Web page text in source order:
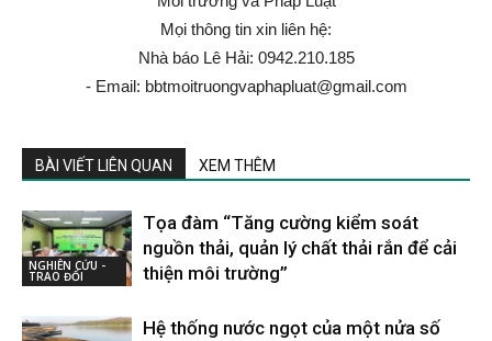
Mọi thông tin xin liên hệ:
Nhà báo Lê Hải: 0942.210.185
- Email: bbtmoitruongvaphapluat@gmail.com
BÀI VIẾT LIÊN QUAN XEM THÊM
NGHIÊN CỨU -
TRAO ĐỔI
Tọa đàm “Tăng cường kiểm soát
nguồn thải, quản lý chất thải rắn để cải
thiện môi trường”
Hệ thống nước ngọt của một nửa số